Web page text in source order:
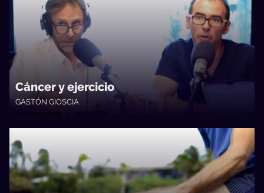
Cáncer y ejercicio
GASTÓN GIOSCIA
No Toquen Nada • 26/11/2025